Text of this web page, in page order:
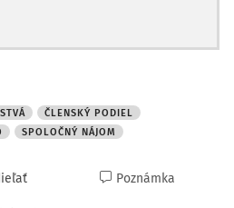
ČLENSKÝ PODIEL
SPOLOČNÝ NÁJOM
Poznámka